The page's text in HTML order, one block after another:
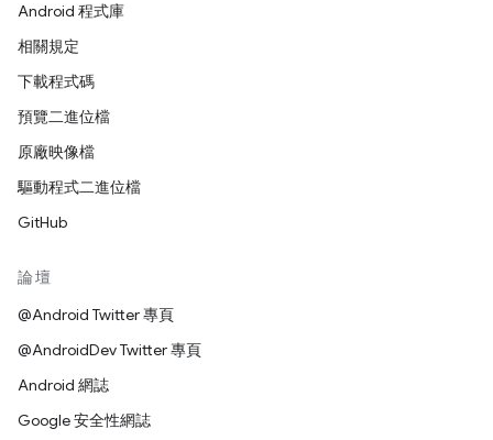
Android 程式庫
相關規定
下載程式碼
預覽二進位檔
原廠映像檔
驅動程式二進位檔
GitHub
論壇
@Android Twitter 專頁
@AndroidDev Twitter 專頁
Android 網誌
Google 安全性網誌